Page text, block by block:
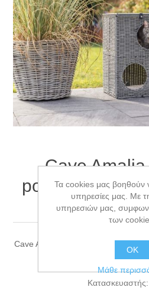
Cave
polyrattan,
57 × 35
Cave Amalia, 2 levels, polyrattan,
grey
Κατασκευαστής:
Τα cookies μας βοηθούν
υπηρεσίες μας. Με
υπηρεσιών μας,
των
ΟΚ
Μάθε